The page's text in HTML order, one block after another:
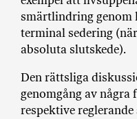
smärtlindring genom
terminal sedering
absoluta slutskede).
Den rättsliga
genomgång av
respektive